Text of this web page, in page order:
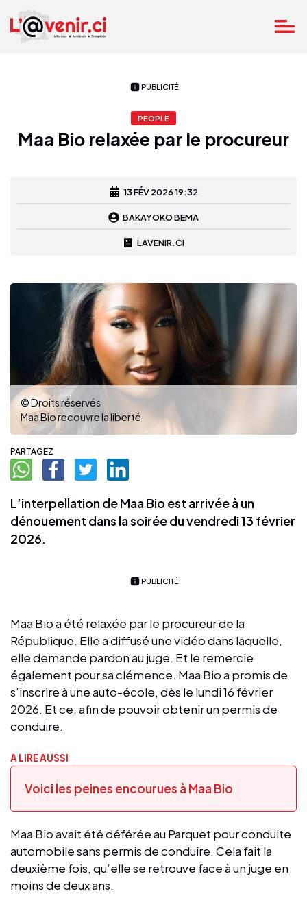
PUBLICITÉ
PEOPLE
Maa Bio relaxée par le procureur
13 FÉV 2026 19:32
BAKAYOKO BEMA
LAVENIR.CI
© Droits réservés
Maa Bio recouvre la liberté
PARTAGEZ
L’interpellation de Maa Bio est arrivée à un
dénouement dans la soirée du vendredi 13 février
2026.
PUBLICITÉ
Maa Bio a été relaxée par le procureur de la
République. Elle a diffusé une vidéo dans laquelle,
elle demande pardon au juge. Et le remercie
également pour sa clémence. Maa Bio a promis de
s’inscrire à une auto-école, dès le lundi 16 février
2026. Et ce, afin de pouvoir obtenir un permis de
conduire.
A LIRE AUSSI
Voici les peines encourues à Maa Bio
Maa Bio avait été déférée au Parquet pour conduite
automobile sans permis de conduire. Cela fait la
deuxième fois, qu’elle se retrouve face à un juge en
moins de deux ans.